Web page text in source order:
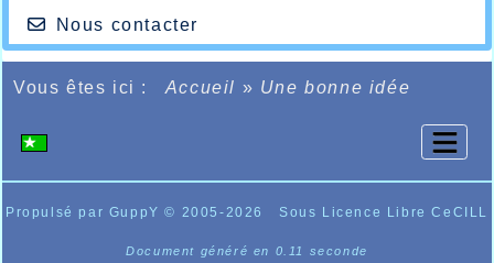
Nous contacter
Vous êtes ici : Accueil » Une bonne idée
Propulsé par GuppY© 2005-2026 Sous Licence Libre CeCILL
Document généré en 0.11 seconde